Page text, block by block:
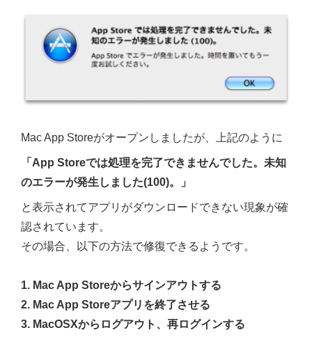
Mac App Storeがオープンしましたが、上記のように
「App Storeでは処理を完了できませんでした。未知
のエラーが発生しました(100)。」
と表示されてアプリがダウンロードできない現象が確
認されています。
その場合、以下の方法で修復できるようです。
1. Mac App Storeからサインアウトする
2. Mac App Storeアプリを終了させる
3. MacOSXからログアウト、再ログインする